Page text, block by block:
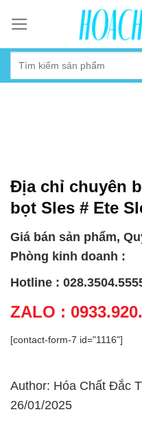
content
Địa chỉ chuyên
bọt Sles # Ete
Giá bán sản phẩm,
Phòng kinh doanh :
Hotline :
ZALO :
[contact-form-7 id="1116"]
Author: Hóa Chất Đắc
26/01/2025